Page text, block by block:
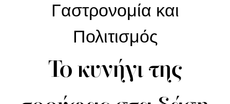
Γαστρονομία και
Πολιτισμός
Το κυνήγι της